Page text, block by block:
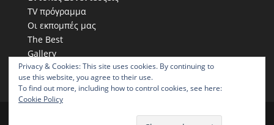
TV πρόγραμμα
Οι εκπομπές μας
The Best
Gallery
Η παρουσία μας στα social
Privacy & Cookies: This site uses cookies. By continuing to
use this website, you agree to their use.
To find out more, including how to control cookies, see here:
Cookie Policy